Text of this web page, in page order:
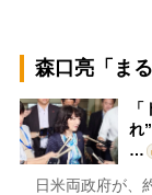
森口亮「ま
れ
…
日米両政府が、